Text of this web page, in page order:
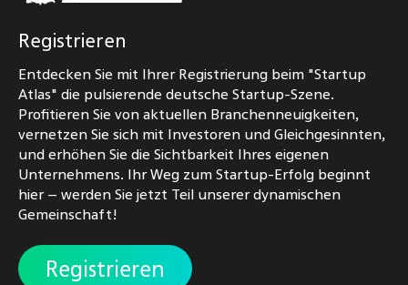
Registrieren
Entdecken Sie mit Ihrer Registrierung beim "Startup
Atlas" die pulsierende deutsche Startup-Szene.
Profitieren Sie von aktuellen Branchenneuigkeiten,
vernetzen Sie sich mit Investoren und Gleichgesinnten,
und erhöhen Sie die Sichtbarkeit Ihres eigenen
Unternehmens. Ihr Weg zum Startup-Erfolg beginnt
hier – werden Sie jetzt Teil unserer dynamischen
Gemeinschaft!
Registrieren